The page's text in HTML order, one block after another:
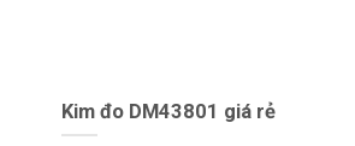
Kim đo DM43801 giá rẻ